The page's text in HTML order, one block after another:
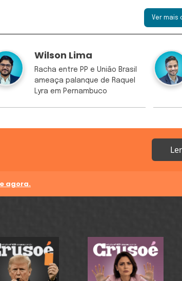
Ver mais
Wilson Lima
Racha entre PP e União Brasil
ameaça palanque de Raquel
Lyra em Pernambuco
agora.